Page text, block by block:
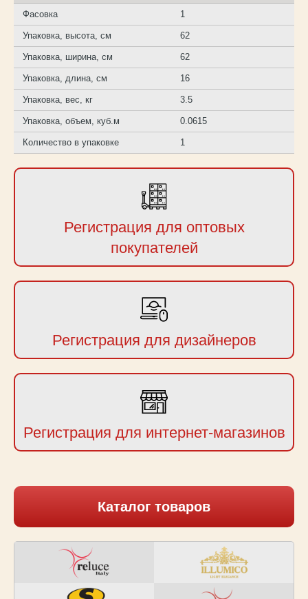
Фасовка 1
Упаковка, высота, см 62
Упаковка, ширина, см 62
Упаковка, длина, см 16
Упаковка, вес, кг 3.5
Упаковка, объем, куб.м 0.0615
Количество в упаковке 1
Регистрация для оптовых
покупателей
Регистрация для дизайнеров
Регистрация для интернет-магазинов
Каталог товаров